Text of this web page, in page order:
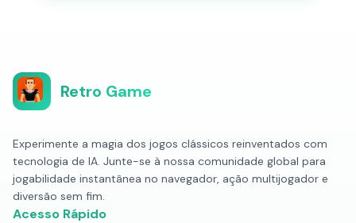
Retro Game
Experimente a magia dos jogos clássicos reinventados com
tecnologia de IA. Junte-se à nossa comunidade global para
jogabilidade instantânea no navegador, ação multijogador e
diversão sem fim.
Acesso Rápido